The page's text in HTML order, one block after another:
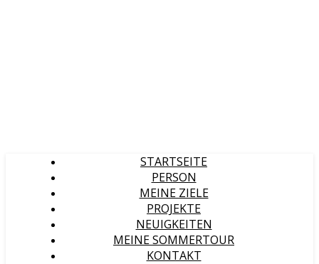
STARTSEITE
PERSON
MEINE ZIELE
PROJEKTE
NEUIGKEITEN
MEINE SOMMERTOUR
KONTAKT